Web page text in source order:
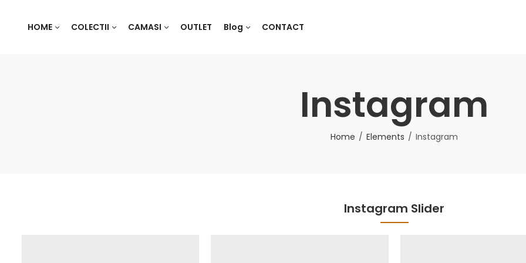
HOME COLECTII CAMASI OUTLET Blog CONTACT
Instagram
Home Elements Instagram
Instagram Slider